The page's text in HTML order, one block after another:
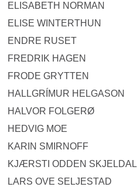
ELISABETH NORMAN
ELISE WINTERTHUN
ENDRE RUSET
FREDRIK HAGEN
FRODE GRYTTEN
HALLGRÍMUR HELGASON
HALVOR FOLGERØ
HEDVIG MOE
KARIN SMIRNOFF
KJÆRSTI ODDEN SKJELDAL
LARS OVE SELJESTAD